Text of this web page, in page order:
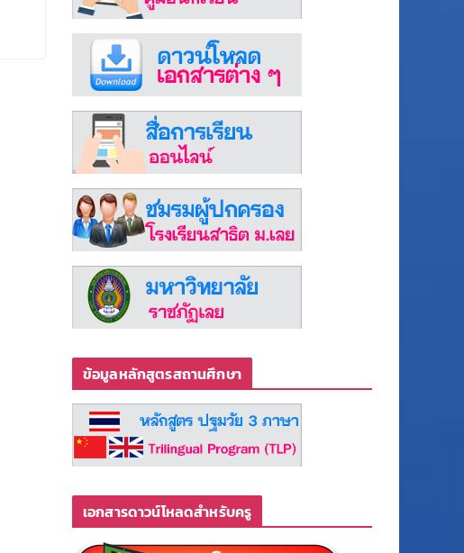
ข้อมูลหลักสูตรสถานศึกษา
เอกสารดาวน์โหลดสำหรับครู